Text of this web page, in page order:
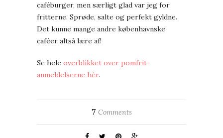
caféburger, men særligt glad var jeg for
fritterne. Sprøde, salte og perfekt gyldne.
Det kunne mange andre københavnske
caféer altså lære af!
Se hele overblikket over pomfrit-
anmeldelserne hér.
7 Comments